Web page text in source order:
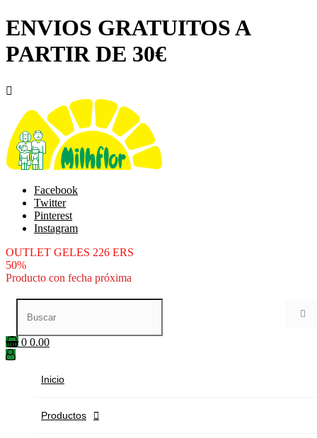
ENVIOS GRATUITOS A
PARTIR DE 30€

Facebook
Twitter
Pinterest
Instagram
OUTLET GELES 226 ERS
50%
Producto con fecha próxima

0 0.00
Inicio
Productos 